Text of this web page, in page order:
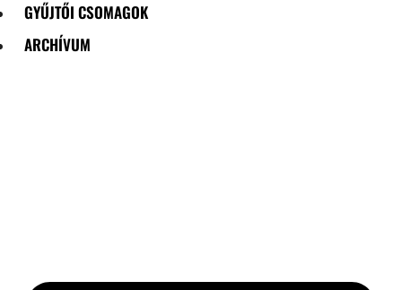
GYŰJTŐI CSOMAGOK
ARCHÍVUM